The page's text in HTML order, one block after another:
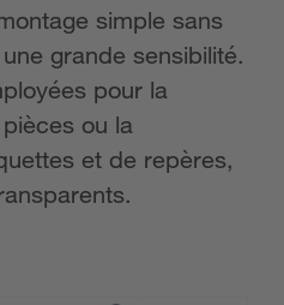
simple sans
grande sensibilité.
pour la
ou la
et de repères,